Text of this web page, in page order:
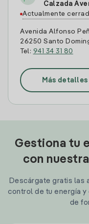
Calzada
Actualmente
Avenida Alfonso
26250 Santo
Tel: 941 34 31 80
Más detalles
Gestiona tu
con
Descárgate gratis las
control de tu energía
de